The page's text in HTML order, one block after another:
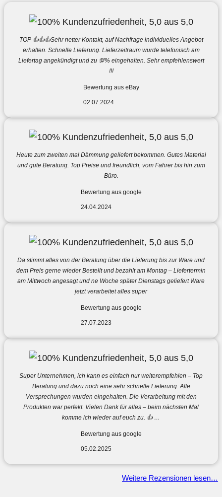
TOP 👍👍👍Sehr netter Kontakt, auf Nachfrage individuelles Angebot
erhalten. Schnelle Lieferung. Lieferzeitraum wurde telefonisch am
Liefertag angekündigt und zu 💯% eingehalten. Sehr empfehlenswert
!!!
Bewertung aus eBay
02.07.2024
Heute zum zweiten mal Dämmung geliefert bekommen. Gutes Material
und gute Beratung. Top Preise und freundlich, vom Fahrer bis hin zum
Büro.
Bewertung aus google
24.04.2024
Da stimmt alles von der Beratung über die Lieferung bis zur Ware und
dem Preis gerne wieder Bestellt und bezahlt am Montag – Liefertermin
am Mittwoch angesagt und ne Woche später Dienstags geliefert Ware
jetzt verarbeitet alles super
Bewertung aus google
27.07.2023
Super Unternehmen, ich kann es einfach nur weiterempfehlen – Top
Beratung und dazu noch eine sehr schnelle Lieferung. Alle
Versprechungen wurden eingehalten. Die Verarbeitung mit den
Produkten war perfekt. Vielen Dank für alles – beim nächsten Mal
komme ich wieder auf euch zu. 👍 …
Bewertung aus google
05.02.2025
Weitere Rezensionen lesen…